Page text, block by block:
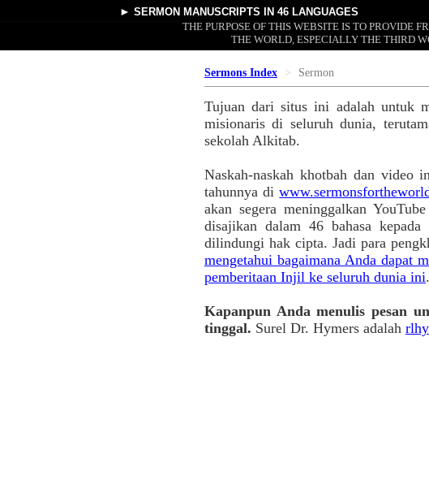
► SERMON MANUSCRIPTS IN 46 LANGUAGES
THE PURPOSE OF THIS WEBSITE IS TO PROVIDE
THE WORLD, ESPECIALLY THE THIRD
Sermons Index Sermon
Tujuan dari situs ini adalah untuk
misionaris di seluruh dunia,
sekolah Alkitab.
Naskah-naskah khotbah dan video
tahunnya di
akan segera meninggalkan
disajikan dalam 46 bahasa
dilindungi hak cipta. Jadi para
mengetahui bagaimana Anda dapat
pemberitaan Injil ke seluruh dunia ini.
Kapanpun Anda menulis pesan
tinggal. Surel Dr. Hymers adalah